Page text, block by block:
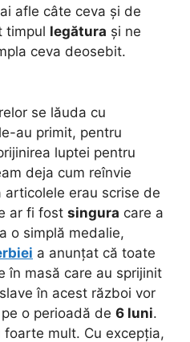
afle câte ceva și de
timpul legătura și ne
ceva deosebit.
se lăuda cu
au primit, pentru
luptei pentru
deja cum reînvie
articolele erau scrise de
ar fi fost singura care a
o simplă medalie,
a anunțat că toate
în masă care au sprijinit
în acest război vor
pe o perioadă de 6 luni.
mult. Cu excepția,